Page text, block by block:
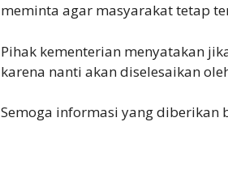
meminta agar masyarakat tetap
Pihak kementerian menyatakan
karena nanti akan diselesaikan
Semoga informasi yang